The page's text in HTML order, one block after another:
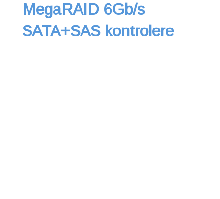
MegaRAID 6Gb/s
SATA+SAS kontrolere